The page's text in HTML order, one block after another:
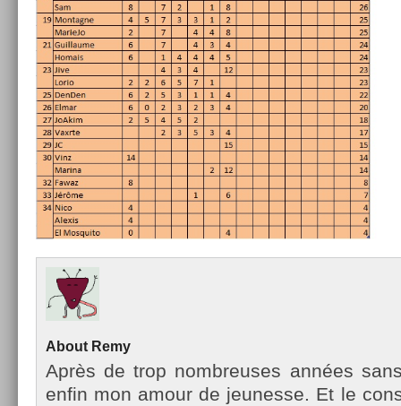
About Remy
Après de trop nombreuses années
enfin mon amour de jeunes­se. Et le